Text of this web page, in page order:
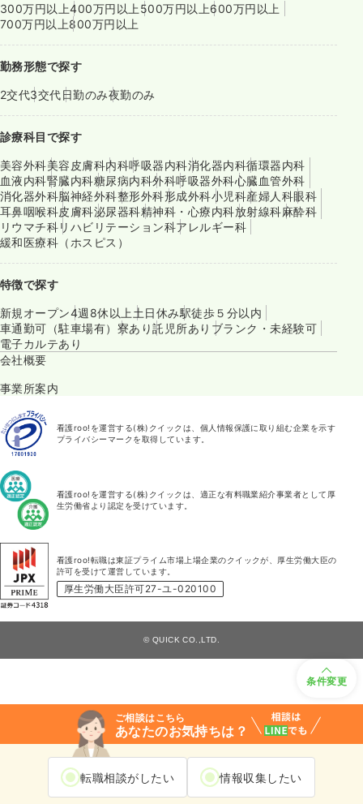
条件変更
ご相談はこちら
あなたのお気持ちは？
転職相談がしたい 情報収集したい
300万円以上400万円以上 500万円以上600万円以上
700万円以上800万円以上
勤務形態で探す
2交代3交代日勤のみ夜勤のみ
診療科目で探す
美容外科美容皮膚科内科呼吸器内科消化器内科循環器内科
血液内科腎臓内科糖尿病内科外科呼吸器外科心臓血管外科
消化器外科脳神経外科整形外科形成外科小児科産婦人科眼科
耳鼻咽喉科皮膚科泌尿器科精神科・心療内科放射線科麻酔科
リウマチ科リハビリテーション科アレルギー科
緩和医療科（ホスピス）
特徴で探す
新規オープン4週8休以上 土日休み駅徒歩５分以内
車通勤可（駐車場有） 寮あり託児所あり ブランク・未経験可
電子カルテあり
会社概要
事業所案内
看護roo!を運営する(株)クイックは、個人情報保護に取り組む企業を示す
プライバシーマークを取得しています。
看護roo!を運営する(株)クイックは、適正な有料職業紹介事業者として厚
生労働省より認定を受けています。
看護roo!転職は東証プライム市場上場企業のクイックが、厚生労働大臣の
許可を受けて運営しています。
厚生労働大臣許可27-ユ-020100
© QUICK CO.,LTD.